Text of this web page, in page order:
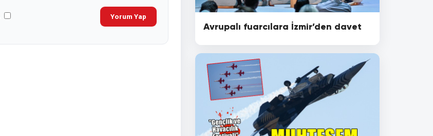
Yorum Yap
Avrupalı fuarcılara İzmir’den davet